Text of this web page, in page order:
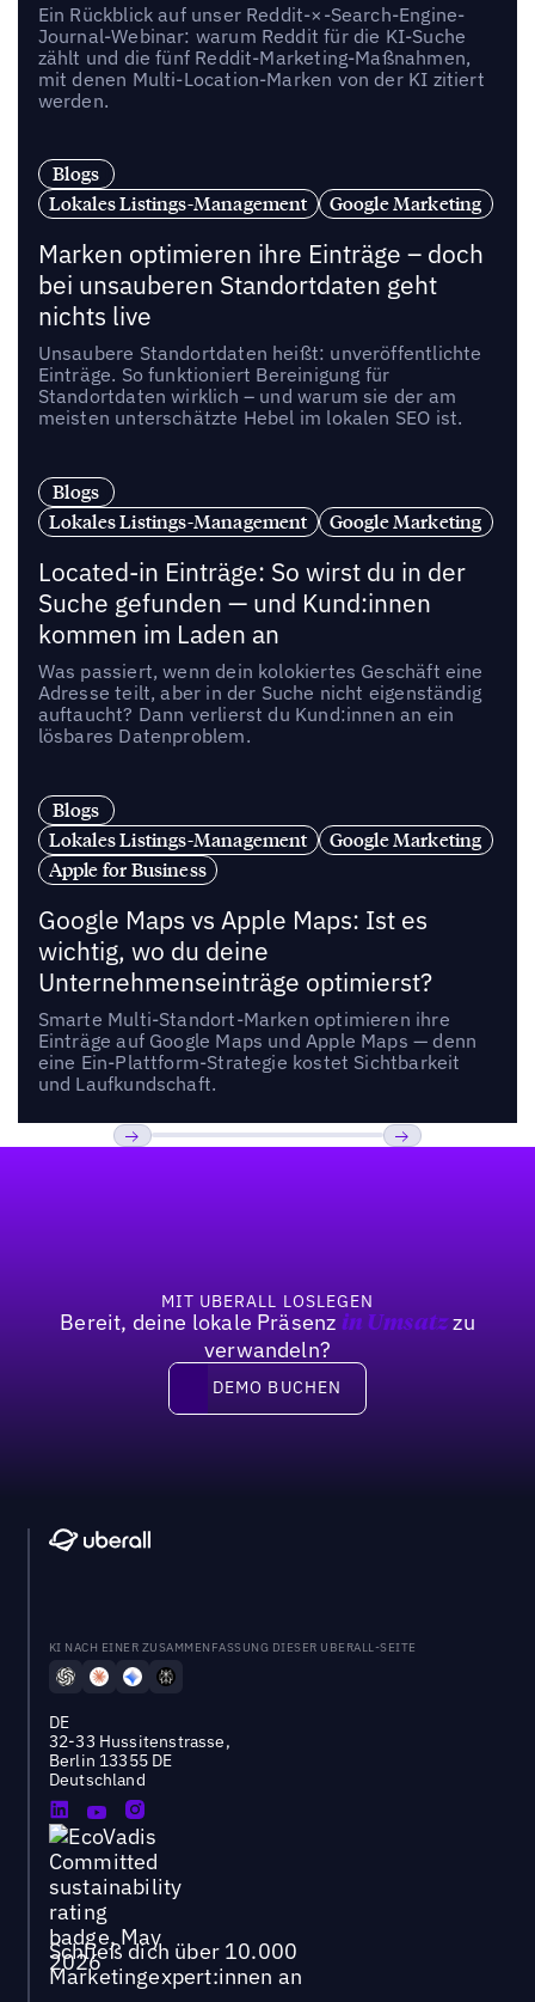
Ein Rückblick auf unser Reddit-×-Search-Engine-
Journal-Webinar: warum Reddit für die KI-Suche
zählt und die fünf Reddit-Marketing-Maßnahmen,
mit denen Multi-Location-Marken von der KI zitiert
werden.
Blogs
Lokales Listings-Management
Google Marketing
Marken optimieren ihre Einträge – doch
bei unsauberen Standortdaten geht
nichts live
Unsaubere Standortdaten heißt: unveröffentlichte
Einträge. So funktioniert Bereinigung für
Standortdaten wirklich – und warum sie der am
meisten unterschätzte Hebel im lokalen SEO ist.
Blogs
Lokales Listings-Management
Google Marketing
Located-in Einträge: So wirst du in der
Suche gefunden — und Kund:innen
kommen im Laden an
Was passiert, wenn dein kolokiertes Geschäft eine
Adresse teilt, aber in der Suche nicht eigenständig
auftaucht? Dann verlierst du Kund:innen an ein
lösbares Datenproblem.
Blogs
Lokales Listings-Management
Google Marketing
Apple for Business
Google Maps vs Apple Maps: Ist es
wichtig, wo du deine
Unternehmenseinträge optimierst?
Smarte Multi-Standort-Marken optimieren ihre
Einträge auf Google Maps und Apple Maps — denn
eine Ein-Plattform-Strategie kostet Sichtbarkeit
und Laufkundschaft.
MIT UBERALL LOSLEGEN
Bereit, deine lokale Präsenz in Umsatzzu
verwandeln?
DEMO BUCHEN
DEMO BUCHEN
KI NACH EINER ZUSAMMENFASSUNG DIESER UBERALL-SEITE
DE
32-33 Hussitenstrasse,
Berlin 13355 DE
Deutschland
Schließ dich über 10.000
Marketingexpert:innen an